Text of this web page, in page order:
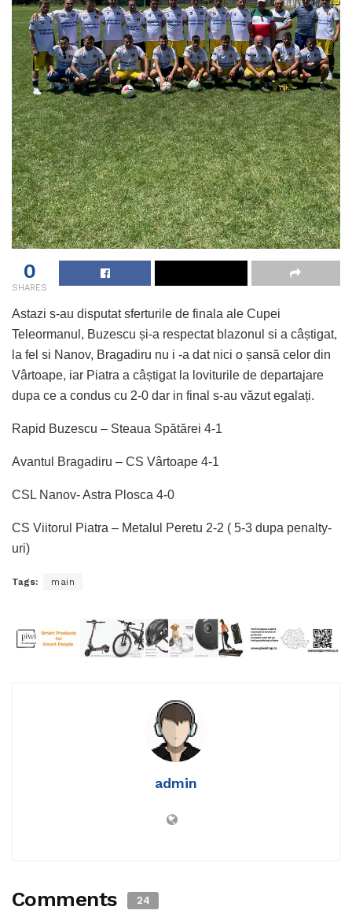
0
SHARES
Astazi s-au disputat sferturile de finala ale Cupei
Teleormanul, Buzescu și-a respectat blazonul si a câștigat,
la fel si Nanov, Bragadiru nu i -a dat nici o șansă celor din
Vârtoape, iar Piatra a câștigat la loviturile de departajare
dupa ce a condus cu 2-0 dar in final s-au văzut egalați.
Rapid Buzescu – Steaua Spătărei 4-1
Avantul Bragadiru – CS Vârtoape 4-1
CSL Nanov- Astra Plosca 4-0
CS Viitorul Piatra – Metalul Peretu 2-2 ( 5-3 dupa penalty-
uri)
Tags: main
admin
Comments 24